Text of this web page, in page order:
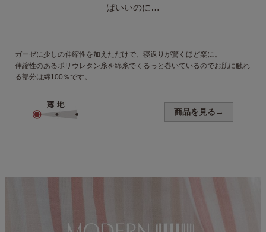
ばいいのに…
ガーゼに少しの伸縮性を加えただけで、寝返りが驚くほど楽に。
伸縮性のあるポリウレタン糸を綿糸でくるっと巻いているのでお肌に触れ
る部分は綿100％です。
商品を見る→